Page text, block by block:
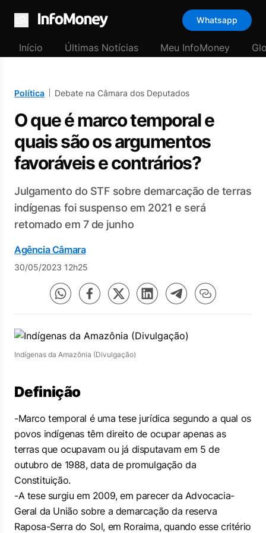
Menu
Whatsapp
Início Últimas Notícias Meu InfoMoney
Política Debate na Câmara dos Deputados
O que é marco temporal e
quais são os argumentos
favoráveis e contrários?
Julgamento do STF sobre demarcação de terras
indígenas foi suspenso em 2021 e será
retomado em 7 de junho
Agência Câmara
30/05/2023 12h25
Indígenas da Amazônia (Divulgação)
Definição
-Marco temporal é uma tese jurídica segundo a qual os
povos indígenas têm direito de ocupar apenas as
terras que ocupavam ou já disputavam em 5 de
outubro de 1988, data de promulgação da
Constituição.
-A tese surgiu em 2009, em parecer da Advocacia-
Geral da União sobre a demarcação da reserva
Raposa-Serra do Sol, em Roraima, quando esse critério